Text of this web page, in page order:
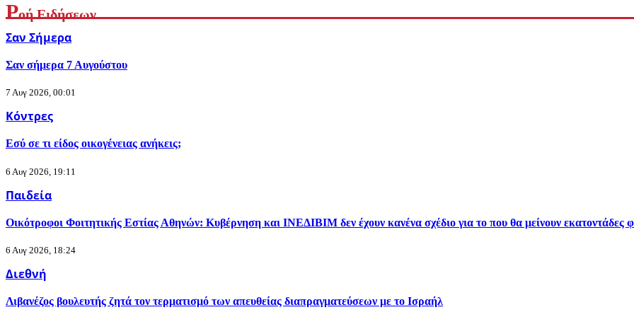
Ροή Ειδήσεων
Σαν Σήμερα
Σαν σήμερα 7 Αυγούστου
7 Αυγ 2026, 00:01
Κόντρες
Εσύ σε τι είδος οικογένειας ανήκεις;
6 Αυγ 2026, 19:11
Παιδεία
Οικότροφοι Φοιτητικής Εστίας Αθηνών: Κυβέρνηση και ΙΝΕΔΙΒΙΜ δεν έχουν κανένα σχέδιο για το που θα μείνουν εκατοντάδες
6 Αυγ 2026, 18:24
Διεθνή
Λιβανέζος βουλευτής ζητά τον τερματισμό των απευθείας διαπραγματεύσεων με το Ισραήλ